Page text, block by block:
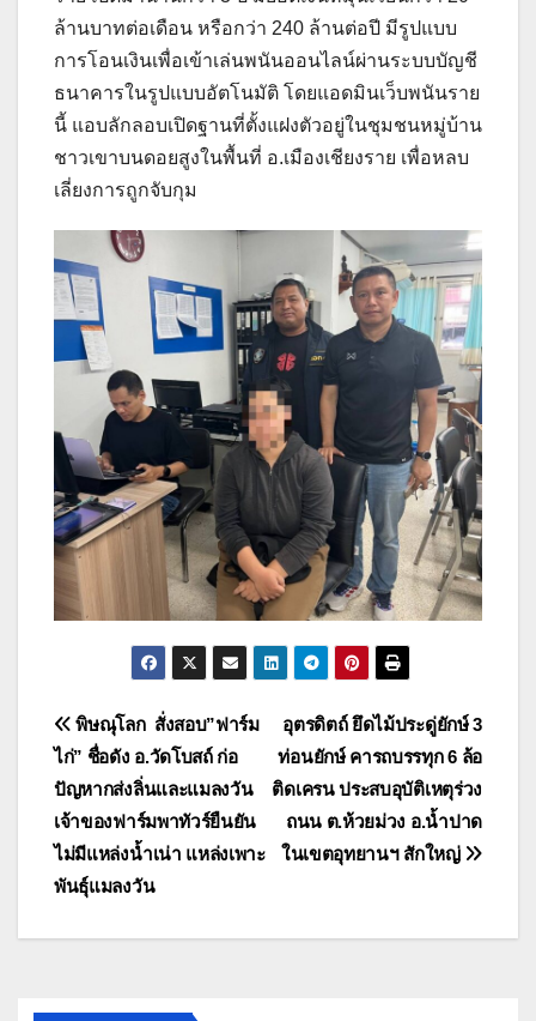
ล้านบาทต่อเดือน หรือกว่า 240 ล้านต่อปี มีรูปแบบ
การโอนเงินเพื่อเข้าเล่นพนันออนไลน์ผ่านระบบบัญชี
ธนาคารในรูปแบบอัตโนมัติ โดยแอดมินเว็บพนันราย
นี้ แอบลักลอบเปิดฐานที่ตั้งแฝงตัวอยู่ในชุมชนหมู่บ้าน
ชาวเขาบนดอยสูงในพื้นที่ อ.เมืองเชียงราย เพื่อหลบ
เลี่ยงการถูกจับกุม
แนะแนว
เรื่อง
อุตรดิตถ์ ยึดไม้ประดู่ยักษ์ 3
ท่อนยักษ์ คารถบรรทุก 6 ล้อ
ติดเครน ประสบอุบัติเหตุร่วง
ถนน ต.ห้วยม่วง อ.น้ำปาด
ในเขตอุทยานฯ สักใหญ่
พิษณุโลก สั่งสอบ”ฟาร์ม
ไก่” ชื่อดัง อ.วัดโบสถ์ ก่อ
ปัญหากส่งลิ่นและแมลงวัน
เจ้าของฟาร์มพาทัวร์ยืนยัน
ไม่มีแหล่งน้ำเน่า แหล่งเพาะ
พันธุ์แมลงวัน